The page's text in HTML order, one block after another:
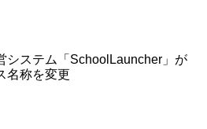
システム「SchoolLauncher」が
名称を変更